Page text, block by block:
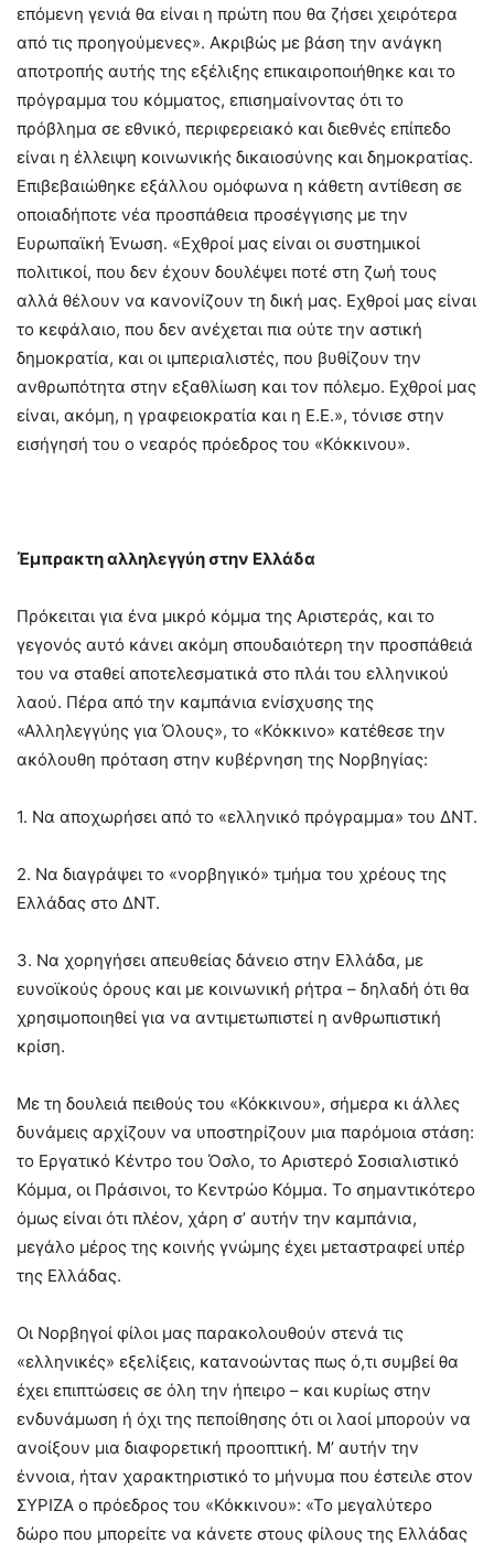
επόμενη γενιά θα είναι η πρώτη που θα ζήσει χειρότερα
από τις προηγούμενες». Ακριβώς με βάση την ανάγκη
αποτροπής αυτής της εξέλιξης επικαιροποιήθηκε και το
πρόγραμμα του κόμματος, επισημαίνοντας ότι το
πρόβλημα σε εθνικό, περιφερειακό και διεθνές επίπεδο
είναι η έλλειψη κοινωνικής δικαιοσύνης και δημοκρατίας.
Επιβεβαιώθηκε εξάλλου ομόφωνα η κάθετη αντίθεση σε
οποιαδήποτε νέα προσπάθεια προσέγγισης με την
Ευρωπαϊκή Ένωση. «Εχθροί μας είναι οι συστημικοί
πολιτικοί, που δεν έχουν δουλέψει ποτέ στη ζωή τους
αλλά θέλουν να κανονίζουν τη δική μας. Εχθροί μας είναι
το κεφάλαιο, που δεν ανέχεται πια ούτε την αστική
δημοκρατία, και οι ιμπεριαλιστές, που βυθίζουν την
ανθρωπότητα στην εξαθλίωση και τον πόλεμο. Εχθροί μας
είναι, ακόμη, η γραφειοκρατία και η Ε.Ε.», τόνισε στην
εισήγησή του ο νεαρός πρόεδρος του «Κόκκινου».
Έμπρακτη αλληλεγγύη στην Ελλάδα
Πρόκειται για ένα μικρό κόμμα της Αριστεράς, και το
γεγονός αυτό κάνει ακόμη σπουδαιότερη την προσπάθειά
του να σταθεί αποτελεσματικά στο πλάι του ελληνικού
λαού. Πέρα από την καμπάνια ενίσχυσης της
«Αλληλεγγύης για Όλους», το «Κόκκινο» κατέθεσε την
ακόλουθη πρόταση στην κυβέρνηση της Νορβηγίας:
1. Να αποχωρήσει από το «ελληνικό πρόγραμμα» του ΔΝΤ.
2. Να διαγράψει το «νορβηγικό» τμήμα του χρέους της
Ελλάδας στο ΔΝΤ.
3. Να χορηγήσει απευθείας δάνειο στην Ελλάδα, με
ευνοϊκούς όρους και με κοινωνική ρήτρα – δηλαδή ότι θα
χρησιμοποιηθεί για να αντιμετωπιστεί η ανθρωπιστική
κρίση.
Με τη δουλειά πειθούς του «Κόκκινου», σήμερα κι άλλες
δυνάμεις αρχίζουν να υποστηρίζουν μια παρόμοια στάση:
το Εργατικό Κέντρο του Όσλο, το Αριστερό Σοσιαλιστικό
Κόμμα, οι Πράσινοι, το Κεντρώο Κόμμα. Το σημαντικότερο
όμως είναι ότι πλέον, χάρη σ’ αυτήν την καμπάνια,
μεγάλο μέρος της κοινής γνώμης έχει μεταστραφεί υπέρ
της Ελλάδας.
Οι Νορβηγοί φίλοι μας παρακολουθούν στενά τις
«ελληνικές» εξελίξεις, κατανοώντας πως ό,τι συμβεί θα
έχει επιπτώσεις σε όλη την ήπειρο – και κυρίως στην
ενδυνάμωση ή όχι της πεποίθησης ότι οι λαοί μπορούν να
ανοίξουν μια διαφορετική προοπτική. Μ’ αυτήν την
έννοια, ήταν χαρακτηριστικό το μήνυμα που έστειλε στον
ΣΥΡΙΖΑ ο πρόεδρος του «Κόκκινου»: «Το μεγαλύτερο
δώρο που μπορείτε να κάνετε στους φίλους της Ελλάδας